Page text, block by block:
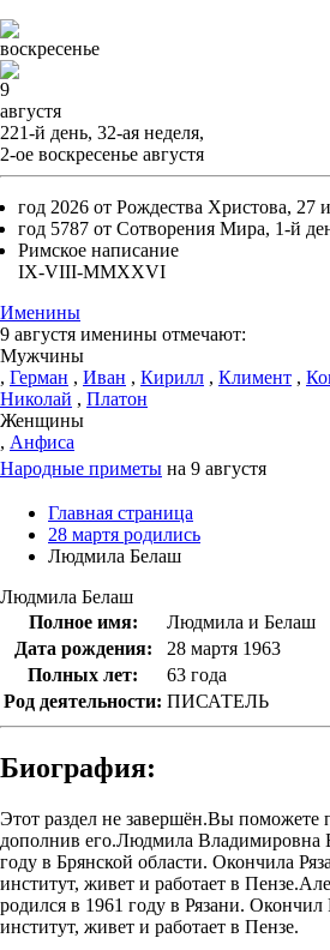
воскресенье
9
августя
221-й день, 32-ая неделя,
2-ое воскресенье августя
год 2026 от Рождества Христова, 27
год 5787 от Сотворения Мира, 1-й
Римское написание
IX-VIII-MMXXVI
Именины
9 августя именины отмечают:
Мужчины
, Герман , Иван , Кирилл , Климент ,
Николай , Платон
Женщины
, Анфиса
Народные приметы на 9 августя
Главная страница
28 мартя родились
Людмила Белаш
Людмила Белаш
Полное имя:
Людмила и Белаш
Дата рождения:
28 мартя 1963
Полных лет:
63 года
Род деятельности: ПИСАТЕЛЬ
Биография:
Этот раздел не завершён.Вы поможете
дополнив его.Людмила Владимировна
году в Брянской области. Окончила
институт, живет и работает в
родился в 1961 году в Рязани.
институт, живет и работает в Пензе.